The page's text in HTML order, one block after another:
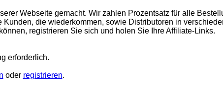
Webseite gemacht. Wir zahlen Prozentsatz für alle
die wiederkommen, sowie Distributoren in
registrieren Sie sich und holen Sie Ihre Affiliate-Links.
erforderlich.
oder registrieren.